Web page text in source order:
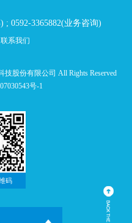
; 0592-3365882(业务咨询)
联系我们
股份有限公司 All Rights Reserved
号-1
码